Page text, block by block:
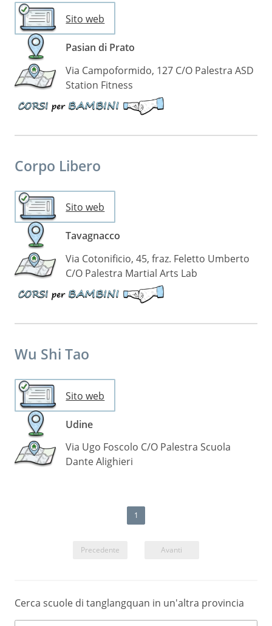
Sito web
Pasian di Prato
Via Campoformido, 127 C/O Palestra ASD
Station Fitness
Disponibili
Corpo Libero
Sito web
Tavagnacco
Via Cotonificio, 45, fraz. Feletto Umberto
C/O Palestra Martial Arts Lab
Disponibili
Wu Shi Tao
Sito web
Udine
Via Ugo Foscolo C/O Palestra Scuola
Dante Alighieri
1
Precedente Avanti
Cerca scuole di tanglangquan in un'altra provincia